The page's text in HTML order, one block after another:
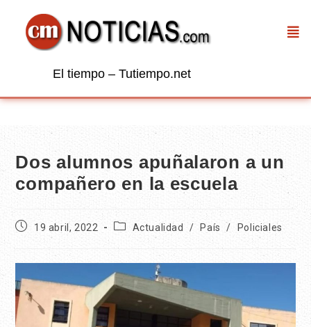
El tiempo – Tutiempo.net
Dos alumnos apuñalaron a un
compañero en la escuela
19 abril, 2022 Actualidad / País / Policiales